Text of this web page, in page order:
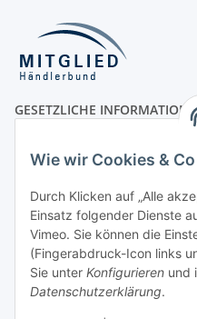
Wie wir Cookies &
Durch Klicken auf „Alle
Einsatz folgender Dienste
Vimeo. Sie können die
(Fingerabdruck-Icon links
Sie unter Konfigurieren und
Datenschutzerklärung.
GESETZLICHE
MÖGLICHE ZAHLUNGSARTEN
Vorauskasse
Rechnung
UNSERE VERSANDPARTNER